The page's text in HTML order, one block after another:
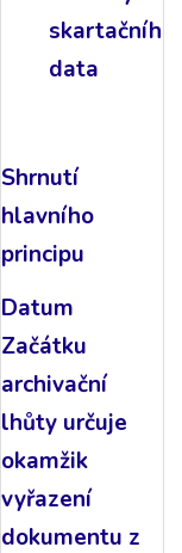
skartačního
data
Shrnutí
hlavního
principu
Datum
Začátku
archivační
lhůty určuje
okamžik
vyřazení
dokumentu z